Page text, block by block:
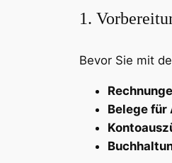
1.
Bevor Sie mit
Belege für